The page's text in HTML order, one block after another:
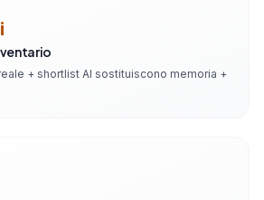
+ shortlist AI sostituiscono memoria +